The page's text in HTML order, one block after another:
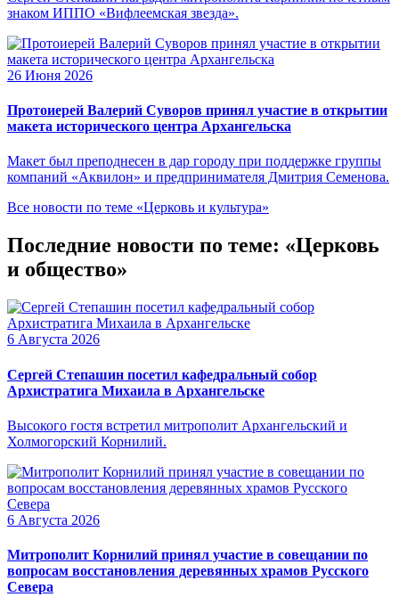
знаком ИППО «Вифлеемская звезда».
26 Июня 2026
Протоиерей Валерий Суворов принял участие в открытии
макета исторического центра Архангельска
Макет был преподнесен в дар городу при поддержке группы
компаний «Аквилон» и предпринимателя Дмитрия Семенова.
Все новости по теме «Церковь и культура»
Последние новости по теме: «Церковь
и общество»
6 Августа 2026
Сергей Степашин посетил кафедральный собор
Архистратига Михаила в Архангельске
Высокого гостя встретил митрополит Архангельский и
Холмогорский Корнилий.
6 Августа 2026
Митрополит Корнилий принял участие в совещании по
вопросам восстановления деревянных храмов Русского
Севера